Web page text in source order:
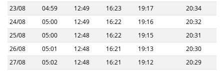
23/08
04:59 12:49 16:23 19:17
20:34
24/08
05:00 12:49 16:22 19:16
20:32
25/08
05:00 12:48 16:22 19:15
20:31
26/08
05:01 12:48 16:21 19:13
20:30
27/08
05:02 12:48 16:21 19:12
20:29